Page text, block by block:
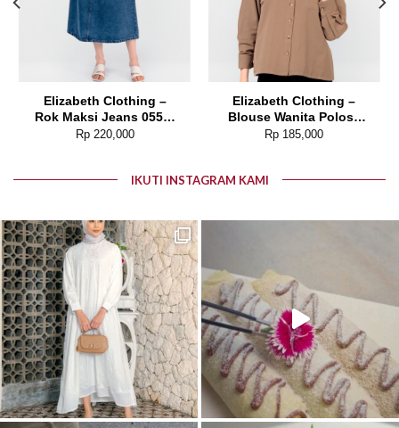
Elizabeth Clothing –
Rok Maksi Jeans 0559-
2680
Rp220,000
Elizabeth Clothing –
Blouse Wanita Polos |
Lengan Panjang 0595-
Rp 185,000
IKUTI INSTAGRAM KAMI